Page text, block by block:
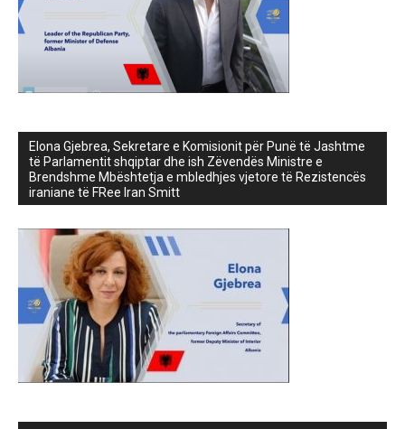
Elona Gjebrea, Sekretare e Komisionit për Punë të Jashtme
të Parlamentit shqiptar dhe ish Zëvendës Ministre e
Brendshme Mbështetja e mbledhjes vjetore të Rezistencës
iraniane të FRee Iran Smitt